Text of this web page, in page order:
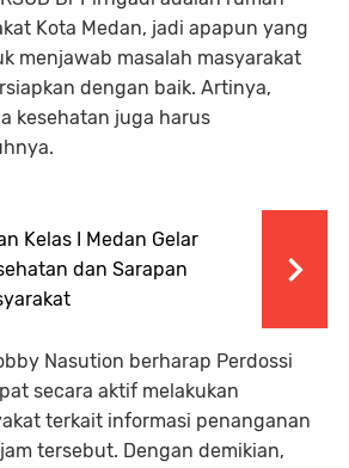
Kota Medan, jadi apapun yang
menjawab masalah masyarakat
dengan baik. Artinya,
kesehatan juga harus
Kelas I Medan Gelar
dan Sarapan
Nasution berharap Perdossi
secara aktif melakukan
terkait informasi penanganan
tersebut. Dengan demikian,